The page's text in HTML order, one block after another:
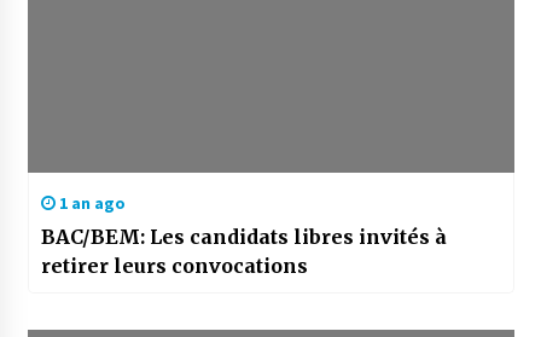
1 an ago
BAC/BEM: Les candidats libres invités à
retirer leurs convocations